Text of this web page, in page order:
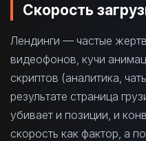
Скорость
Лендинги — частые
видеофонов, кучи
скриптов (аналитика,
результате страница
убивает и позиции, и
скорость как фактор, а